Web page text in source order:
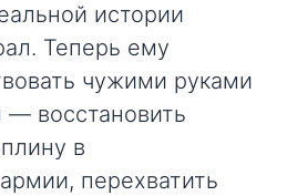
истории
Теперь ему
чужими руками
восстановить
в
перехватить